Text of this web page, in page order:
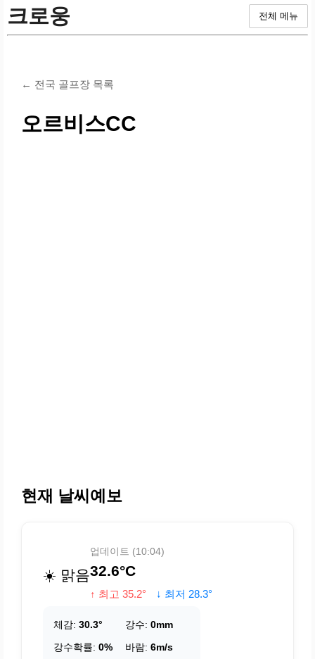
크로웅 전체 메뉴
← 전국 골프장 목록
오르비스CC
현재 날씨예보
☀️ 맑음
업데이트 (10:04)
32.6°C
↑ 최고 35.2° ↓ 최저 28.3°
체감: 30.3° 강수: 0mm
강수확률: 0% 바람: 6m/s